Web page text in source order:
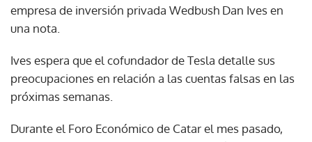
empresa de inversión privada Wedbush Dan Ives en
una nota.
Ives espera que el cofundador de Tesla detalle sus
preocupaciones en relación a las cuentas falsas en las
próximas semanas.
Durante el Foro Económico de Catar el mes pasado,